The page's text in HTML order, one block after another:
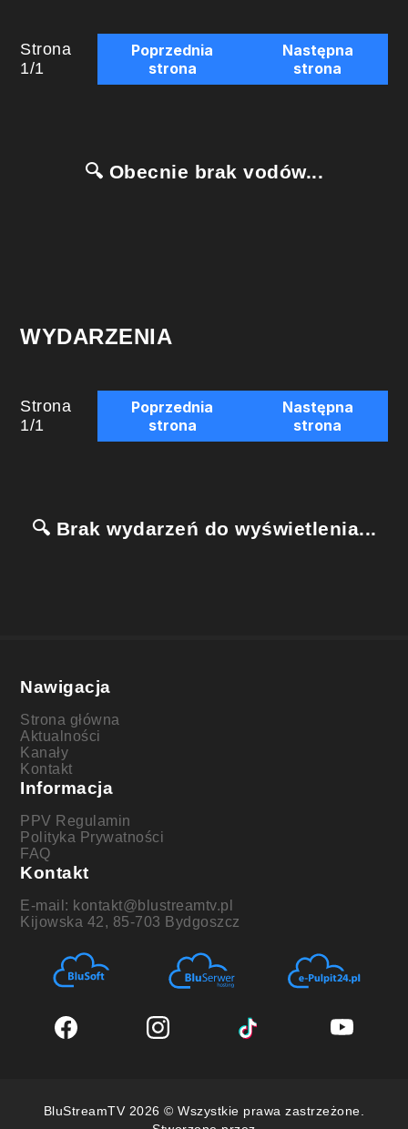
Strona
1/1
Poprzednia
strona
Następna
strona
🔍 Obecnie brak vodów...
WYDARZENIA
Strona
1/1
Poprzednia
strona
Następna
strona
🔍 Brak wydarzeń do wyświetlenia...
Nawigacja
Strona główna
Aktualności
Kanały
Kontakt
Informacja
PPV Regulamin
Polityka Prywatności
FAQ
Kontakt
E-mail: kontakt@blustreamtv.pl
Kijowska 42, 85-703 Bydgoszcz
BluStreamTV 2026 © Wszystkie prawa zastrzeżone.